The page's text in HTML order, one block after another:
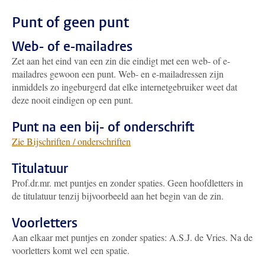
Punt of geen punt
Web- of e-mailadres
Zet aan het eind van een zin die eindigt met een web- of e-
mailadres gewoon een punt. Web- en e-mailadressen zijn
inmiddels zo ingeburgerd dat elke internetgebruiker weet dat
deze nooit eindigen op een punt.
Punt na een bij- of onderschrift
Zie Bijschriften / onderschriften
Titulatuur
Prof.dr.mr. met puntjes en zonder spaties. Geen hoofdletters in
de titulatuur tenzij bijvoorbeeld aan het begin van de zin.
Voorletters
Aan elkaar met puntjes en zonder spaties: A.S.J. de Vries. Na de
voorletters komt wel een spatie.